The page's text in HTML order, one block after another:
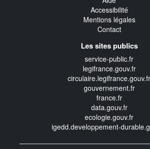
Accessibilité
Mentions légales
Contact
Les sites publics
service-public.fr
legifrance.gouv.fr
circulaire.legifrance.gouv.fr
gouvernement.fr
france.fr
data.gouv.fr
ecologie.gouv.fr
igedd.developpement-